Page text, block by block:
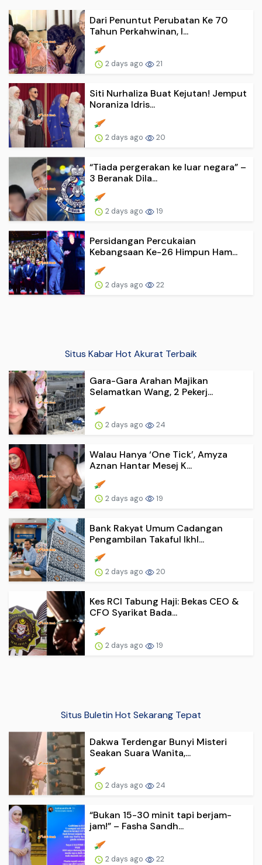
Dari Penuntut Perubatan Ke 70
Tahun Perkahwinan, I...
2 days ago 21
Siti Nurhaliza Buat Kejutan! Jemput
Noraniza Idris...
2 days ago 20
“Tiada pergerakan ke luar negara” –
3 Beranak Dila...
2 days ago 19
Persidangan Percukaian
Kebangsaan Ke-26 Himpun Ham...
2 days ago 22
Situs Kabar Hot Akurat Terbaik
Gara-Gara Arahan Majikan
Selamatkan Wang, 2 Pekerj...
2 days ago 24
Walau Hanya ‘One Tick’, Amyza
Aznan Hantar Mesej K...
2 days ago 19
Bank Rakyat Umum Cadangan
Pengambilan Takaful Ikhl...
2 days ago 20
Kes RCI Tabung Haji: Bekas CEO &
CFO Syarikat Bada...
2 days ago 19
Situs Buletin Hot Sekarang Tepat
Dakwa Terdengar Bunyi Misteri
Seakan Suara Wanita,...
2 days ago 24
“Bukan 15-30 minit tapi berjam-
jam!” – Fasha Sandh...
2 days ago 22